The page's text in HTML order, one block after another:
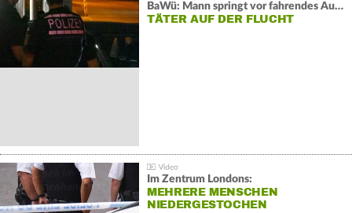
BaWü: Mann springt vor fahrendes Auto und schießt
TÄTER AUF DER FLUCHT
Im Zentrum Londons:
MEHRERE MENSCHEN
NIEDERGESTOCHEN